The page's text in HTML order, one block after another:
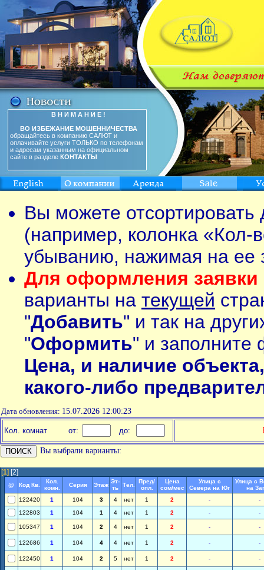
В Н И М А Н И Е !
ВО ИЗБЕЖАНИЕ МОШЕННИЧЕСТВА
обращайтесь в компанию САЛЮТ и
оплачивайте услуги ТОЛЬКО по телефонам
и адресам указанным на официальном
сайте в разделе КОНТАКТЫ
Вы можете
(например, колонка «Кол-
убыванию, нажимая на ее
Для оформления заявки
варианты на текущей
"Добавить" и так на
"Оформить" и заполните
Цена, и наличие
какого-либо
Дата обновления: 15.07.2026 12:00:23
Кол. комнат от: до:
Вы выбрали варианты:
[1] [2]
@ Код Кв.
Кол.
комн.
Серия Этаж
Эт-
ть
Тел.
Пред/
опл.
Цена
сом/мес
Улица с
Севера на Юг
Улица с
на
122420
1 104 3 4 нет 1 2 -
-
122803
1 104 1 4 нет 1 2 - -
105347 1 104 2 4 нет 1 2 - -
122686 1 104 4 4 нет 1 2 - -
122450 1 104 2 5 нет 1 2 - -